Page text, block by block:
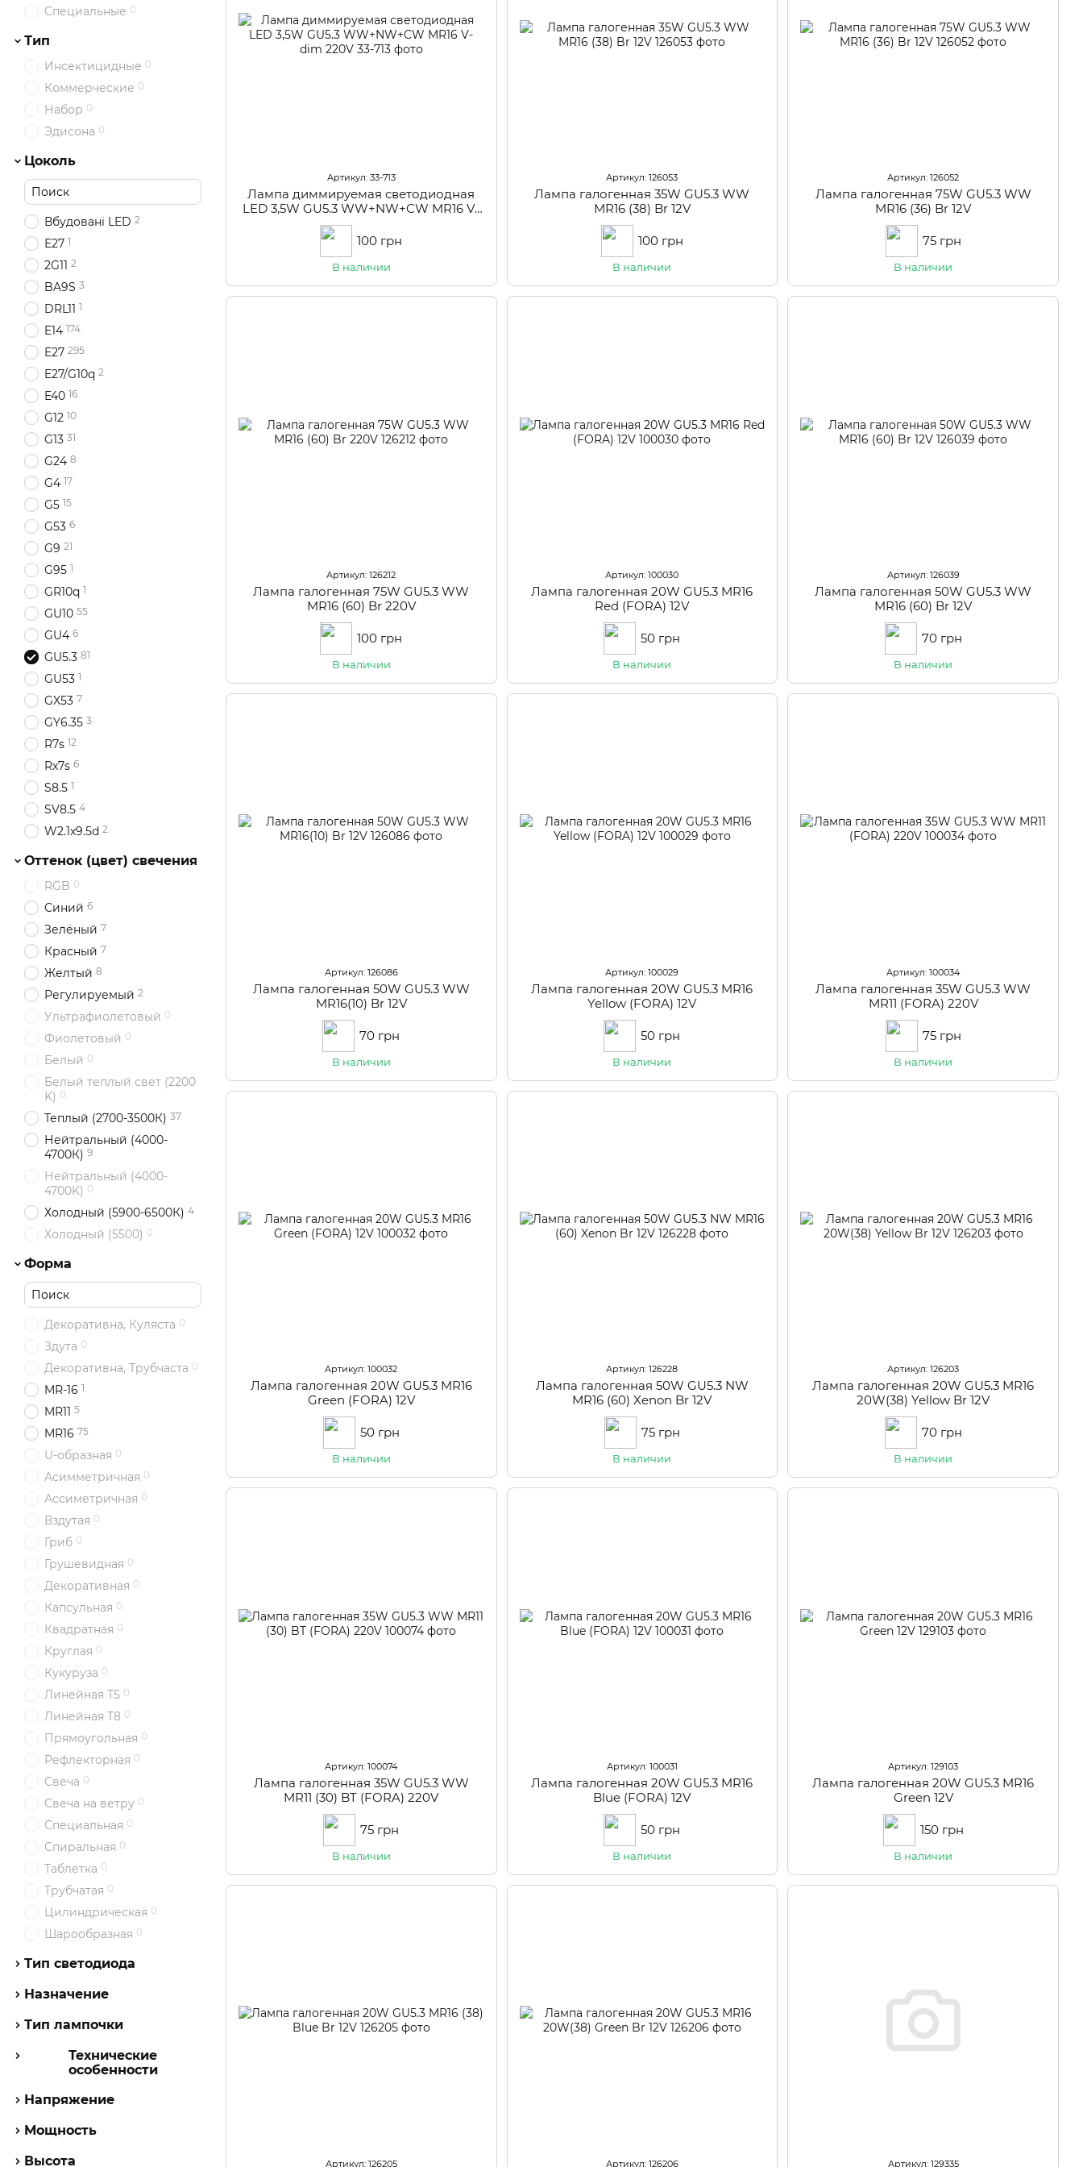
Артикул: 33-713
Лампа диммируемая светодиодная
LED 3,5W GU5.3 WW+NW+CW MR16 V-
dim 220V
100 грн
В наличии
Артикул: 126053
Лампа галогенная 35W GU5.3 WW
MR16 (38) Br 12V
100 грн
В наличии
Артикул: 126052
Лампа галогенная 75W GU5.3 WW
MR16 (36) Br 12V
75 грн
В наличии
Артикул: 126212
Лампа галогенная 75W GU5.3 WW
MR16 (60) Br 220V
100 грн
В наличии
Артикул: 100030
Лампа галогенная 20W GU5.3 MR16
Red (FORA) 12V
50 грн
В наличии
Артикул: 126039
Лампа галогенная 50W GU5.3 WW
MR16 (60) Br 12V
70 грн
В наличии
Артикул: 126086
Лампа галогенная 50W GU5.3 WW
MR16(10) Br 12V
70 грн
В наличии
Артикул: 100029
Лампа галогенная 20W GU5.3 MR16
Yellow (FORA) 12V
50 грн
В наличии
Артикул: 100034
Лампа галогенная 35W GU5.3 WW
MR11 (FORA) 220V
75 грн
В наличии
Артикул: 100032
Лампа галогенная 20W GU5.3 MR16
Green (FORA) 12V
50 грн
В наличии
Артикул: 126228
Лампа галогенная 50W GU5.3 NW
MR16 (60) Xenon Br 12V
75 грн
В наличии
Артикул: 126203
Лампа галогенная 20W GU5.3 MR16
20W(38) Yellow Br 12V
70 грн
В наличии
Артикул: 100074
Лампа галогенная 35W GU5.3 WW
MR11 (30) BT (FORA) 220V
75 грн
В наличии
Артикул: 100031
Лампа галогенная 20W GU5.3 MR16
Blue (FORA) 12V
50 грн
В наличии
Артикул: 129103
Лампа галогенная 20W GU5.3 MR16
Green 12V
150 грн
В наличии
Артикул: 126205 Артикул: 126206 Артикул: 129335
Специальные 0
Тип
Инсектицидные 0
Коммерческие 0
Набор 0
Эдисона 0
Цоколь
Вбудовані LED 2
Е27 1
2G11 2
BA9S 3
DRL11 1
E14 174
E27 295
E27/G10q 2
E40 16
G12 10
G13 31
G24 8
G4 17
G5 15
G53 6
G9 21
G95 1
GR10q 1
GU10 55
GU4 6
GU5.3 81
GU53 1
GX53 7
GY6.35 3
R7s 12
Rx7s 6
S8.5 1
SV8.5 4
W2.1x9.5d 2
Оттенок (цвет) свечения
RGB 0
Синий 6
Зелёный 7
Красный 7
Желтый 8
Регулируемый 2
Ультрафиолетовый 0
Фиолетовый 0
Белый 0
Белый теплый свет (2200
K) 0
Теплый (2700-3500К) 37
Нейтральный (4000-
4700К) 9
Нейтральный (4000-
4700K) 0
Холодный (5900-6500К) 4
Холодный (5500) 0
Форма
Декоративна, Куляста 0
Здута 0
Декоративна, Трубчаста 0
MR-16 1
MR11 5
MR16 75
U-образная 0
Асимметричная 0
Ассиметричная 0
Вздутая 0
Гриб 0
Грушевидная 0
Декоративная 0
Капсульная 0
Квадратная 0
Круглая 0
Кукуруза 0
Линейная T5 0
Линейная T8 0
Прямоугольная 0
Рефлекторная 0
Свеча 0
Свеча на ветру 0
Специальная 0
Спиральная 0
Таблетка 0
Трубчатая 0
Цилиндрическая 0
Шарообразная 0
Тип светодиода
Назначение
Тип лампочки
Технические
особенности
Напряжение
Мощность
Высота